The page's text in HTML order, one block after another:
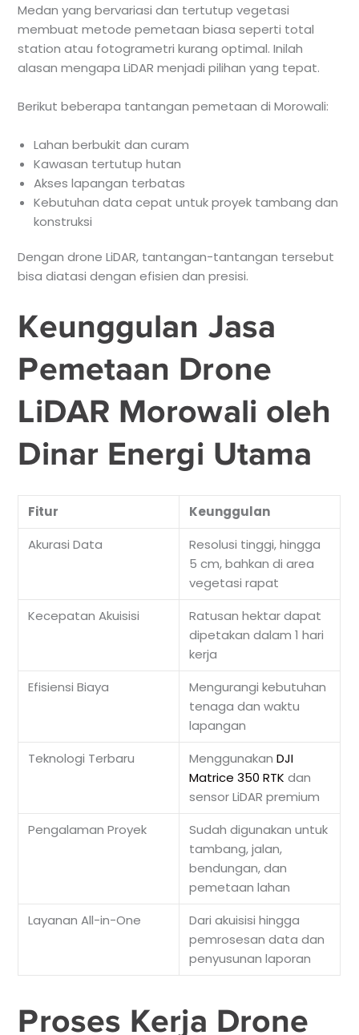
Medan yang bervariasi dan tertutup vegetasi
membuat metode pemetaan biasa seperti total
station atau fotogrametri kurang optimal. Inilah
alasan mengapa LiDAR menjadi pilihan yang tepat.
Berikut beberapa tantangan pemetaan di Morowali:
Lahan berbukit dan curam
Kawasan tertutup hutan
Akses lapangan terbatas
Kebutuhan data cepat untuk proyek tambang dan
konstruksi
Dengan drone LiDAR, tantangan-tantangan tersebut
bisa diatasi dengan efisien dan presisi.
Keunggulan Jasa
Pemetaan Drone
LiDAR Morowali oleh
Dinar Energi Utama
Fitur
Keunggulan
Akurasi Data
Resolusi tinggi, hingga
5 cm, bahkan di area
vegetasi rapat
Kecepatan Akuisisi
Ratusan hektar dapat
dipetakan dalam 1 hari
kerja
Efisiensi Biaya
Mengurangi kebutuhan
tenaga dan waktu
lapangan
Teknologi Terbaru
MenggunakanDJI
Matrice 350 RTK dan
sensor LiDAR premium
Pengalaman Proyek
Sudah digunakan untuk
tambang, jalan,
bendungan, dan
pemetaan lahan
Layanan All-in-One
Dari akuisisi hingga
pemrosesan data dan
penyusunan laporan
Proses Kerja Drone